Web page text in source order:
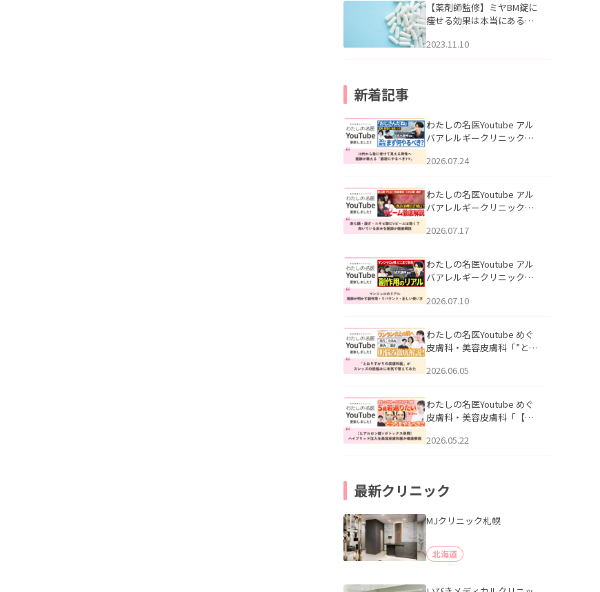
【薬剤師監修】ミヤBM錠に
痩せる効果は本当にある
2023.11.10
新着記事
わたしの名医Youtube アル
バアレルギークリニック札
える男性へ｜医師が教える
公開いたしました。
2026.07.24
わたしの名医Youtube アル
バアレルギークリニック札
跡にVビームは効く？向いて
説」を公開いたしました。
2026.07.17
わたしの名医Youtube アル
バアレルギークリニック札
医師が明かす副作用・リバ
公開いたしました。
2026.07.10
わたしの名医Youtube めぐ
皮膚科・美容皮膚科「”とお
ッズの肌悩みに本気で答え
た。
2026.06.05
わたしの名医Youtube めぐ
皮膚科・美容皮膚科「【ヒ
用】ハイブリッド注入を美
2026.05.22
最新クリニック
MJクリニック札幌
北海道